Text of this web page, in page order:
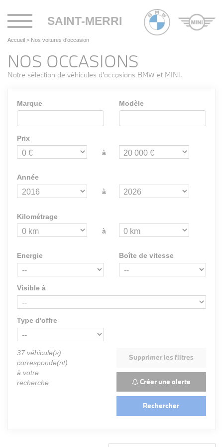
SAINT-MERRI
Toggle
navigation
Accueil > Nos voitures d'occasion
NOS OCCASIONS
Notre sélection de véhicules d'occasions BMW et MINI.
Marque Modèle
Prix
à
Année
à
Kilométrage
à
Energie Boîte de vitesse
Visible à
Type d'offre
37 véhicule(s)
corresponde(nt)
à votre
recherche
Supprimer les filtres
Créer une alerte
Rechercher